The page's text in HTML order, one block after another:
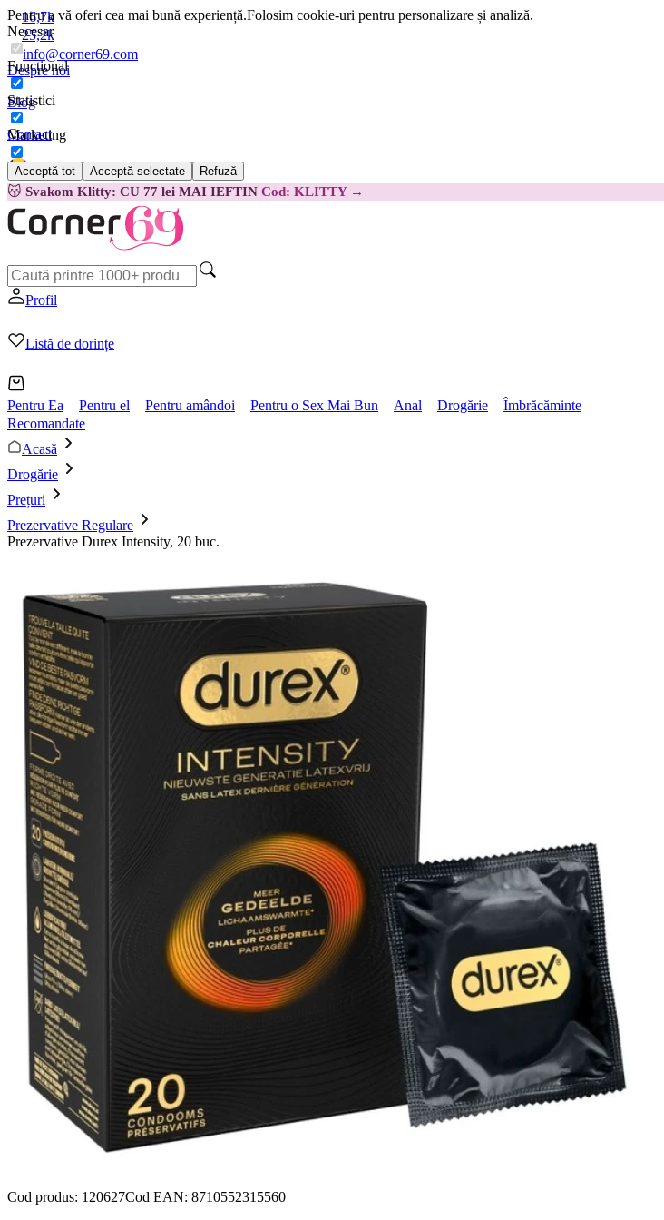
Pentru a vă oferi cea mai bună experiență.Folosim cookie-uri pentru personalizare și analiză.
Necesar
Funcțional
Statistici
Marketing
Acceptă tot Acceptă selectate Refuză
16,7k
25,2k
info@corner69.com
Despre noi
Blog
Contact
Română
😽 Svakom Klitty: CU 77 lei MAI IEFTIN Cod: KLITTY →
Profil
Listă de dorințe
Pentru Ea Pentru el Pentru amândoi Pentru o Sex Mai Bun Anal Drogărie
Îmbrăcăminte
Recomandate
Acasă
Drogărie
Prețuri
Prezervative Regulare
Prezervative Durex Intensity, 20 buc.
Cod produs: 120627Cod EAN: 8710552315560